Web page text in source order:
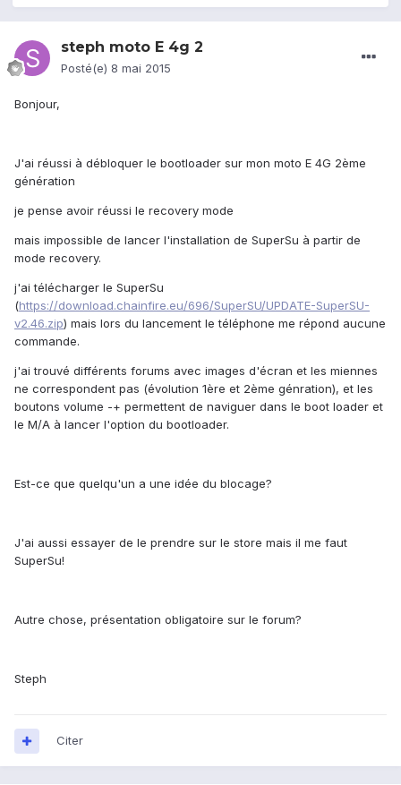
steph moto E 4g 2
Posté(e) 8 mai 2015
Bonjour,
J'ai réussi à débloquer le bootloader sur mon moto E 4G 2ème
génération
je pense avoir réussi le recovery mode
mais impossible de lancer l'installation de SuperSu à partir de
mode recovery.
j'ai télécharger le SuperSu
(https://download.chainfire.eu/696/SuperSU/UPDATE-SuperSU-
v2.46.zip) mais lors du lancement le téléphone me répond aucune
commande.
j'ai trouvé différents forums avec images d'écran et les miennes
ne correspondent pas (évolution 1ère et 2ème génration), et les
boutons volume -+ permettent de naviguer dans le boot loader et
le M/A à lancer l'option du bootloader.
Est-ce que quelqu'un a une idée du blocage?
J'ai aussi essayer de le prendre sur le store mais il me faut
SuperSu!
Autre chose, présentation obligatoire sur le forum?
Steph
Citer